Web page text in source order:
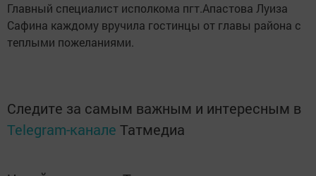
Главный специалист исполкома пгт.Апастова Луиза
Сафина каждому вручила гостинцы от главы района с
теплыми пожеланиями.
Следите за самым важным и интересным в
Telegram-канале Татмедиа